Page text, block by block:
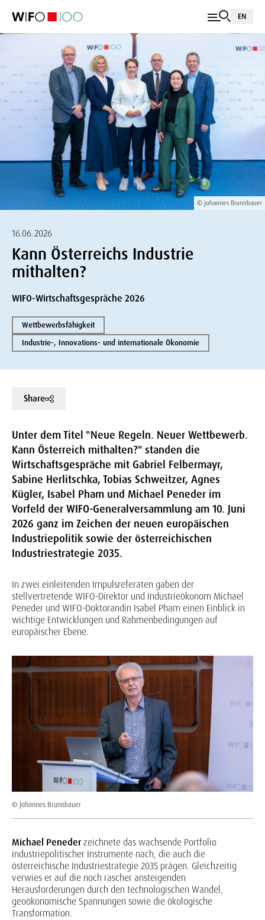
EN
© Johannes Brunnbauer
16.06.2026
Kann Österreichs Industrie
mithalten?
WIFO-Wirtschaftsgespräche 2026
Wettbewerbsfähigkeit
Industrie-, Innovations- und internationale Ökonomie
Share
Unter dem Titel "Neue Regeln. Neuer Wettbewerb.
Kann Österreich mithalten?" standen die
Wirtschaftsgespräche mit Gabriel Felbermayr,
Sabine Herlitschka, Tobias Schweitzer, Agnes
Kügler, Isabel Pham und Michael Peneder im
Vorfeld der WIFO-Generalversammlung am 10. Juni
2026 ganz im Zeichen der neuen europäischen
Industriepolitik sowie der österreichischen
Industriestrategie 2035.
In zwei einleitenden Impulsreferaten gaben der
stellvertretende WIFO-Direktor und Industrieökonom Michael
Peneder und WIFO-Doktorandin Isabel Pham einen Einblick in
wichtige Entwicklungen und Rahmenbedingungen auf
europäischer Ebene.
© Johannes Brunnbauer
Michael Penederzeichnete das wachsende Portfolio
industriepolitischer Instrumente nach, die auch die
österreichische Industriestrategie 2035 prägen. Gleichzeitig
verwies er auf die noch rascher ansteigenden
Herausforderungen durch den technologischen Wandel,
geoökonomische Spannungen sowie die ökologische
Transformation.